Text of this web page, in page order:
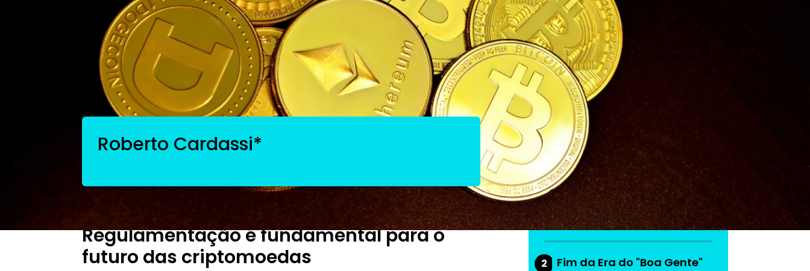
Regulamentação é fundamental para o futuro das criptomoedas
Roberto Cardassi*
Processo regulatório
Regulamentação é fundamental para o
futuro das criptomoedas
As mais lidas da
semana
1
Do produto ao ecossistema:
como empresas estão
criando vantagem
competitiva
2
Fim da Era do "Boa Gente"